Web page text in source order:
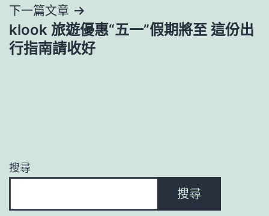
覽
下一篇文章
klook 旅遊優惠“五一”假期將至 這份出
行指南請收好
搜尋
搜尋